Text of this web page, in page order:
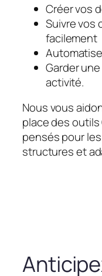
Créer vos
Suivre vos
facilement
Garder
activité.
Nous vous
place des outils
pensés pour
structures et